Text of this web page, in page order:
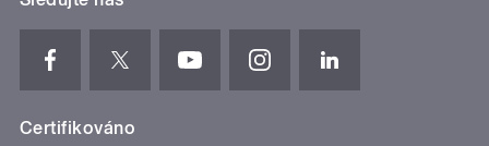
Certifikováno